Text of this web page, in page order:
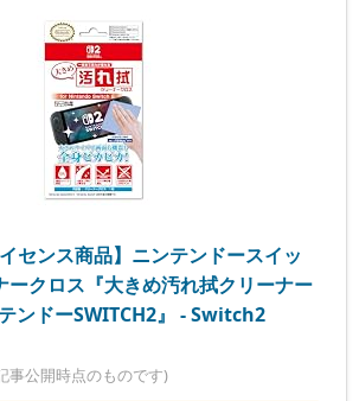
イセンス商品】ニンテンドースイッ
ークロス『大きめ汚れ拭クリーナー
ンドーSWITCH2』 - Switch2
事公開時点のものです)